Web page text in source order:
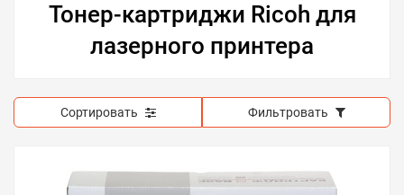
Тонер-картриджи Ricoh для
лазерного принтера
Сортировать Фильтровать